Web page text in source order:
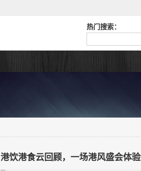
热门搜索：
港饮港食云回顾，一场港风盛会体验